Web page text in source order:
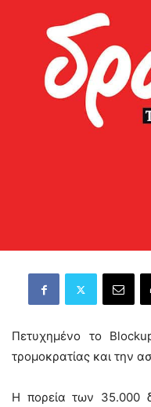
Πετυχημένο το
τρομοκρατίας και την
Η πορεία των 35.000